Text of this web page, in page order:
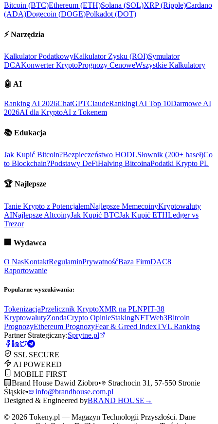
Bitcoin (BTC)Ethereum (ETH)Solana (SOL)XRP (Ripple)Cardano
(ADA)Dogecoin (DOGE)Polkadot (DOT)
⚡ Narzędzia
Kalkulator PodatkowyKalkulator Zysku (ROI)Symulator
DCAKonwerter KryptoPrognozy CenoweWszystkie Kalkulatory
🤖 AI
Ranking AI 2026ChatGPTClaudeRankingi AI Top 10Darmowe AI
2026AI dla KryptoAI z Tokenem
📚 Edukacja
Jak Kupić Bitcoin?Bezpieczeństwo HODLSłownik (200+ haseł)Co
to Blockchain?Podstawy DeFiHalving BitcoinaPodatki Krypto PL
🏆 Najlepsze
Tanie Krypto z PotencjałemNajlepsze MemecoinyKryptowaluty
AINajlepsze AltcoinyJak Kupić BTCJak Kupić ETHLedger vs
Trezor
🏢 Wydawca
O NasKontaktRegulaminPrywatnośćBaza FirmDAC8
Raportowanie
Popularne wyszukiwania:
TokenizacjaPrzelicznik KryptoXMR na PLNPIT-38
KryptowalutyZondaCrypto OpinieStakingNFTWeb3Bitcoin
PrognozyEthereum PrognozyFear & Greed IndexTVL Ranking
Partner Strategiczny:Sprytne.pl
SSL SECURE
AI POWERED
MOBILE FIRST
🏢 Brand House Dawid Ziobro•
Strachocin 31, 57-550 Stronie
Śląskie•
info@brandhouse.com.pl
Designed & Engineered byBRAND HOUSE →
© 2026 Tokeny.pl — Magazyn Technologii Przyszłości. Dane